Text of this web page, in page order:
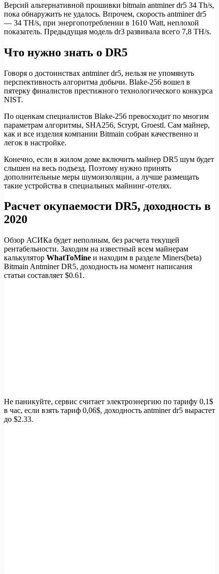
Версий альтернативной прошивки bitmain antminer dr5 34 Th/s,
пока обнаружить не удалось. Впрочем, скорость antminer dr5
— 34 TH/s, при энергопотреблении в 1610 Watt, неплохой
показатель. Предыдущая модель dr3 развивала всего 7,8 TH/s.
Что нужно знать о DR5
Говоря о достоинствах antminer dr5, нельзя не упомянуть
перспективность алгоритма добычи. Blake-256 вошел в
пятерку финалистов престижного технологического конкурса
NIST.
По оценкам специалистов Blake-256 превосходит по многим
параметрам алгоритмы, SHA256, Scrypt, Groestl. Сам майнер,
как и все изделия компании Bitmain собран качественно и
легок в настройке.
Конечно, если в жилом доме включить майнер DR5 шум будет
слышен на весь подъезд. Поэтому нужно принять
дополнительные меры шумоизоляции, а лучше размещать
такие устройства в специальных майнинг-отелях.
Расчет окупаемости DR5, доходность в
2020
Обзор АСИКа будет неполным, без расчета текущей
рентабельности. Заходим на известный всем майнерам
калькулятор WhatToMine и находим в разделе Miners(beta)
Bitmain Antminer DR5, доходность на момент написания
статьи составляет $0.61.
Не паникуйте, сервис считает электроэнергию по тарифу 0,1$
в час, если взять тариф 0,06$, доходность antminer dr5 вырастет
до $2.33.